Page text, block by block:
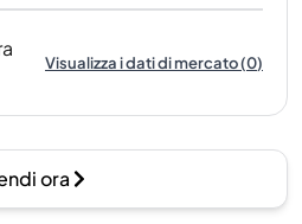
Visualizza i dati di mercato(0)
ora